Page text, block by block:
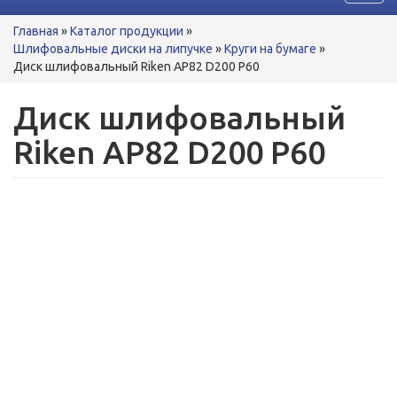
Вы
здесь
Главная »Каталог продукции »
Шлифовальные диски на липучке »Круги на бумаге »
Диск шлифовальный Riken AP82 D200 P60
Диск шлифовальный
Riken AP82 D200 P60